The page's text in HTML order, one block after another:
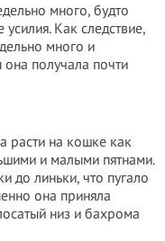
много, будто
Как следствие,
много и
получала почти
расти на кошке как
и малыми пятнами.
до линьки, что пугало
она приняла
низ и бахрома